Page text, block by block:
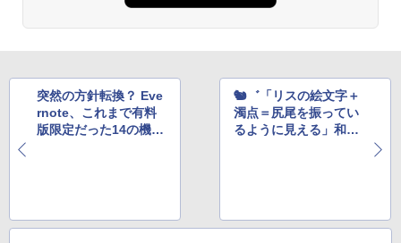
突然の方針転換？ Eve
rnote、これまで有料
版限定だった14の機能
🐿️゛「リスの絵文字＋
濁点＝尻尾を振ってい
るように見える」和む